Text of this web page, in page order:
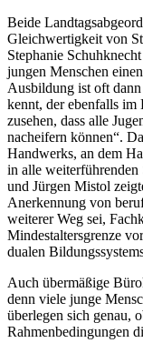
Beide
Gleichwertigkeit von
Stephanie
jungen Menschen
Ausbildung ist oft
kennt, der ebenfalls im
zusehen, dass alle
nacheifern können“.
Handwerks, an dem
in alle weiterführenden
und Jürgen Mistol
Anerkennung von
weiterer Weg sei,
Mindestaltersgrenze
dualen
Auch übermäßige
denn viele junge
überlegen sich genau,
Rahmenbedingungen